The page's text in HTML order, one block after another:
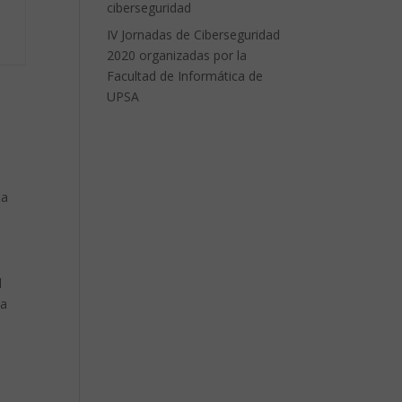
ciberseguridad
IV Jornadas de Ciberseguridad
2020 organizadas por la
Facultad de Informática de
UPSA